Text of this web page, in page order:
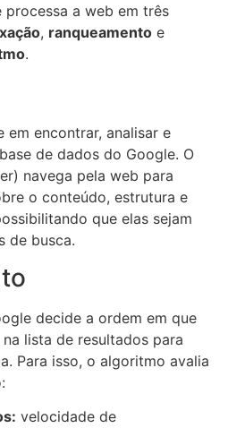
processa a web em três
, ranqueamento e
.
em encontrar, analisar e
de dados do Google. O
navega pela web para
o conteúdo, estrutura e
que elas sejam
de busca.
decide a ordem em que
lista de resultados para
Para isso, o algoritmo avalia
velocidade de